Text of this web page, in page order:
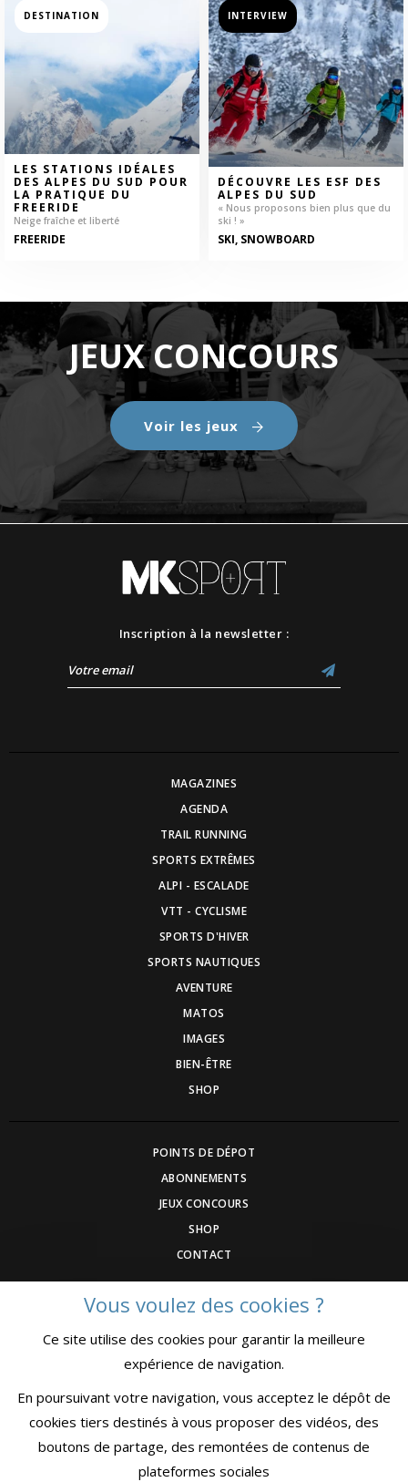
LES STATIONS IDÉALES
DES ALPES DU SUD POUR
LA PRATIQUE DU
FREERIDE
Neige fraîche et liberté
FREERIDE
DESTINATION
DÉCOUVRE LES ESF DES
ALPES DU SUD
« Nous proposons bien plus que du
ski ! »
SKI, SNOWBOARD
INTERVIEW
JEUX CONCOURS
Voir les jeux
Inscription à la newsletter :
MAGAZINES
AGENDA
TRAIL RUNNING
SPORTS EXTRÊMES
ALPI - ESCALADE
VTT - CYCLISME
SPORTS D'HIVER
SPORTS NAUTIQUES
AVENTURE
MATOS
IMAGES
BIEN-ÊTRE
SHOP
POINTS DE DÉPOT
ABONNEMENTS
JEUX CONCOURS
SHOP
CONTACT
DEVENEZ ANNONCEUR
COMMUNIQUEZ UN ÉVENEMNT
CGV
MENTIONS LÉGALES
CONFIDENTIALITÉ
Vous voulez des cookies ?
Ce site utilise des cookies pour garantir la meilleure
expérience de navigation.
En poursuivant votre navigation, vous acceptez le dépôt de
cookies tiers destinés à vous proposer des vidéos, des
boutons de partage, des remontées de contenus de
plateformes sociales